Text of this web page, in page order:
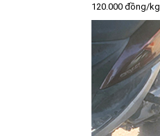
120.000 đồng/kg.